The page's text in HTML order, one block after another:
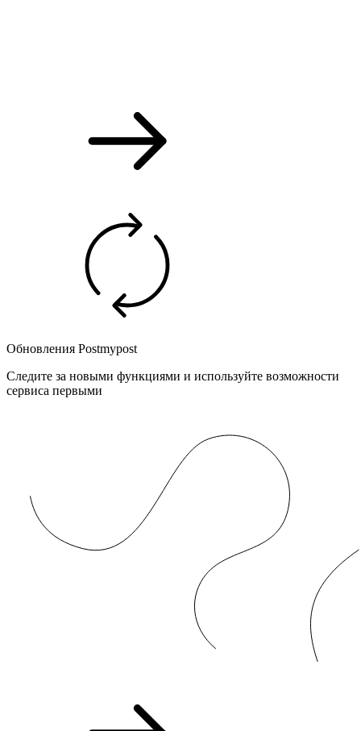
Обновления Postmypost
Следите за новыми функциями и используйте возможности
сервиса первыми